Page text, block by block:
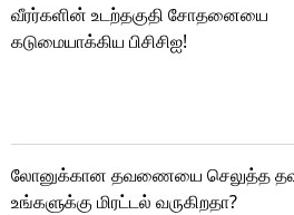
வீரர்களின் உடற்தகுதி சோதனையை
கடுமையாக்கிய பிசிசிஐ!
லோனுக்கான தவணையை செலுத்த
உங்களுக்கு மிரட்டல் வருகிறதா?